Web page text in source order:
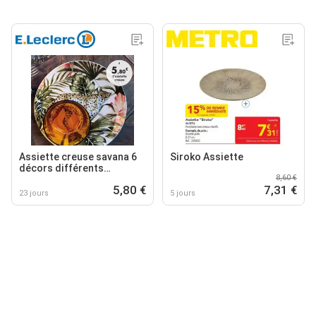
Assiette creuse savana 6
décors différents
23 jours 5,80 €
Siroko Assiette
5 jours
8,60 €
7,31 €